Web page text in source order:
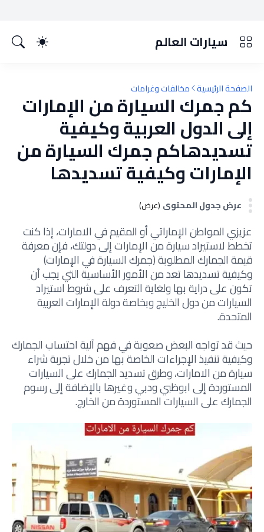
سيارات العالم
الصفحة الرئيسية مخالفات وغرامات
كم جمرك السيارة من الإمارات
إلى الدول العربية وكيفية
تسديدهاكم جمرك السيارة من
الإمارات وكيفية تسديدها
عرض جدول المحتوى (عرض)
عزيزي المواطن الإماراتي أو المقيم في الامارات، إذا كنت
تخطط لاستيراد سيارة من الإمارات إلى دولتك، فإن معرفة
قيمة الجمارك المطلوبة (جمرك السيارة في الإمارات)
وكيفية تسديدها تعد من الأمور الأساسية التي يجب أن
تكون على دراية بها ولغاية التعرف على شروط استيراد
السيارات من دول الخليج وبخاصة دولة الإمارات العربية
المتحدة.
حيث قد تواجه البعض صعوبة في فهم آلية احتساب الجمارك
وكيفية تنفيذ الإجراءات الخاصة بها من خلال تجربة شراء
سيارة من الامارات، وطرق تسديد الجمارك على السيارات
المستوردة إلى ابوظبي ودبي وغيرها بالإضافة إلى رسوم
الجمارك على السيارات المستوردة من الخارج.